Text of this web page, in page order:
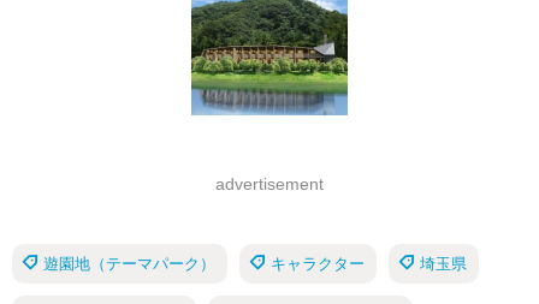
advertisement
遊園地（テーマパーク） キャラクター 埼玉県